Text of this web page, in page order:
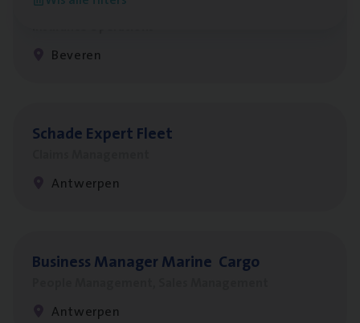
Beveren
Scha­de Expert Fleet
Antwerpen
Busi­ness Mana­ger Mari­ne Cargo
Antwerpen